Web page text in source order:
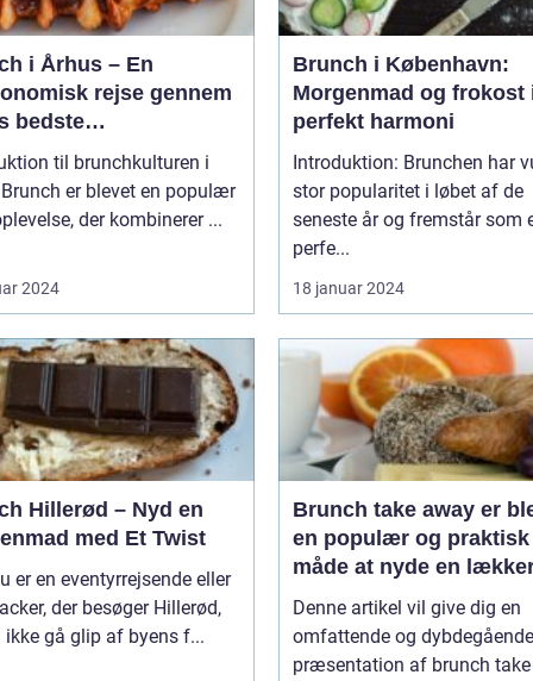
i Århus – En
rejse gennem
bedste
til brunchkulturen i
der kombinerer ...
2024
Brunch i København:
Morgenmad og frokost
perfekt harmoni
Introduktion: Brunchen har
stor popularitet i løbet af de
seneste år og fremstår som
perfe...
18 januar 2024
Hillerød – Nyd en
med Et Twist
er en eventyrrejsende eller
der besøger Hillerød,
ikke gå glip af byens f...
Brunch take away er
en populær og praktisk
måde at nyde en
brunchoplevelse på,
hvor man befinder sig
Denne artikel vil give dig en
omfattende og dybdegående
præsentation af brunch